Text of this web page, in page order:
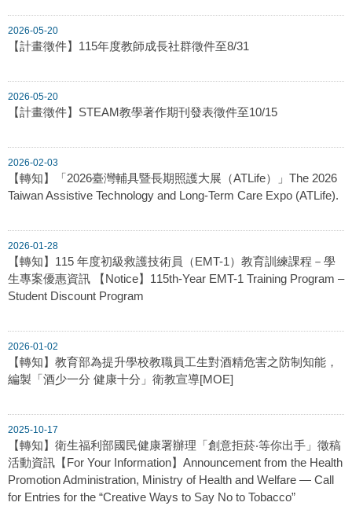
2026-05-20
【計畫徵件】115年度教師成長社群徵件至8/31
2026-05-20
【計畫徵件】STEAM教學著作期刊發表徵件至10/15
2026-02-03
【轉知】「2026臺灣輔具暨長期照護大展（ATLife）」The 2026
Taiwan Assistive Technology and Long-Term Care Expo (ATLife).
2026-01-28
【轉知】115 年度初級救護技術員（EMT-1）教育訓練課程－學
生專案優惠資訊 【Notice】115th-Year EMT-1 Training Program –
Student Discount Program
2026-01-02
【轉知】教育部為提升學校教職員工生對酒精危害之防制知能，
編製「酒少一分 健康十分」衛教宣導[MOE]
2025-10-17
【轉知】衛生福利部國民健康署辦理「創意拒菸‧等你出手」徵稿
活動資訊【For Your Information】Announcement from the Health
Promotion Administration, Ministry of Health and Welfare — Call
for Entries for the “Creative Ways to Say No to Tobacco”